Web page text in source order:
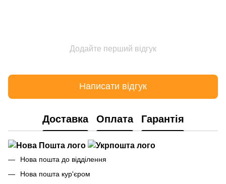
Додайте перший відгук
Написати відгук
Доставка Оплата Гарантія
Нова пошта до відділення
Нова пошта кур'єром